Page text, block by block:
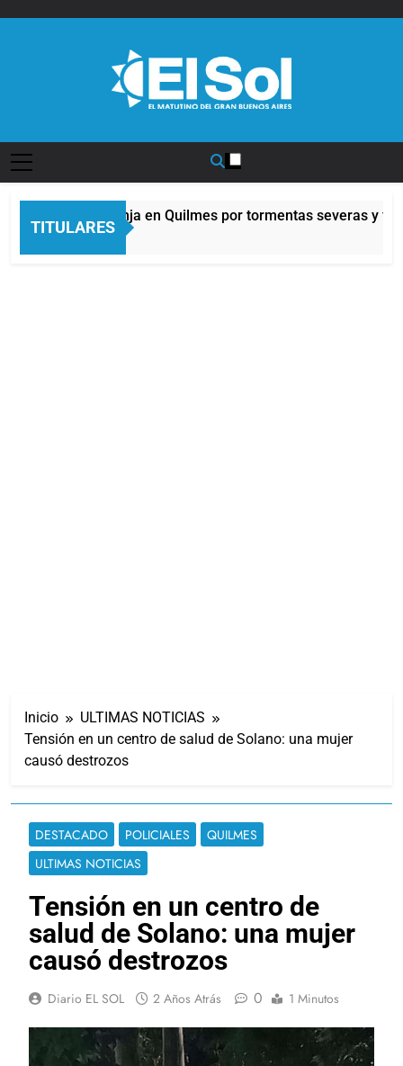
TITULARES
Alerta naranja en Quilmes por tormentas severas y
10 Horas Atrás
Inicio
ULTIMAS NOTICIAS
Tensión en un centro de salud de Solano: una mujer
causó destrozos
DESTACADO POLICIALES
QUILMES
ULTIMAS NOTICIAS
Tensión en un centro de
salud de Solano: una mujer
causó destrozos
Diario EL SOL 2 Años Atrás 0 1 Minutos